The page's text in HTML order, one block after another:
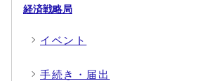
経済戦略局
イベント
手続き・届出